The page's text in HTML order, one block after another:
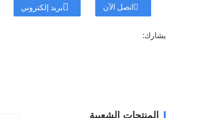
بلد التصدير: الولايات المتحدة الأمريكية
دعم تخصيص العملاء
اتصل الآن بريد إلكتروني
يشارك:
المنتجات الشعبية